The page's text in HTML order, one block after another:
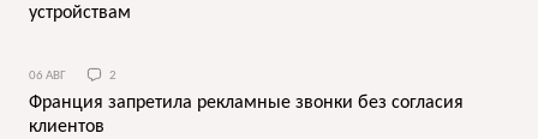
устройствам
06 АВГ 2
Франция запретила рекламные звонки без согласия
клиентов